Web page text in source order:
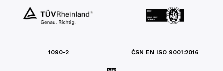
1090-2 ČSN EN ISO 9001:2016